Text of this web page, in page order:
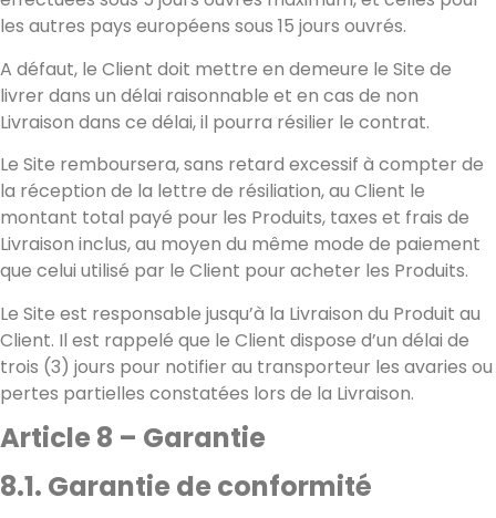
les autres pays européens sous 15 jours ouvrés.
A défaut, le Client doit mettre en demeure le Site de
livrer dans un délai raisonnable et en cas de non
Livraison dans ce délai, il pourra résilier le contrat.
Le Site remboursera, sans retard excessif à compter de
la réception de la lettre de résiliation, au Client le
montant total payé pour les Produits, taxes et frais de
Livraison inclus, au moyen du même mode de paiement
que celui utilisé par le Client pour acheter les Produits.
Le Site est responsable jusqu’à la Livraison du Produit au
Client. Il est rappelé que le Client dispose d’un délai de
trois (3) jours pour notifier au transporteur les avaries ou
pertes partielles constatées lors de la Livraison.
Article 8 – Garantie
8.1. Garantie de conformité